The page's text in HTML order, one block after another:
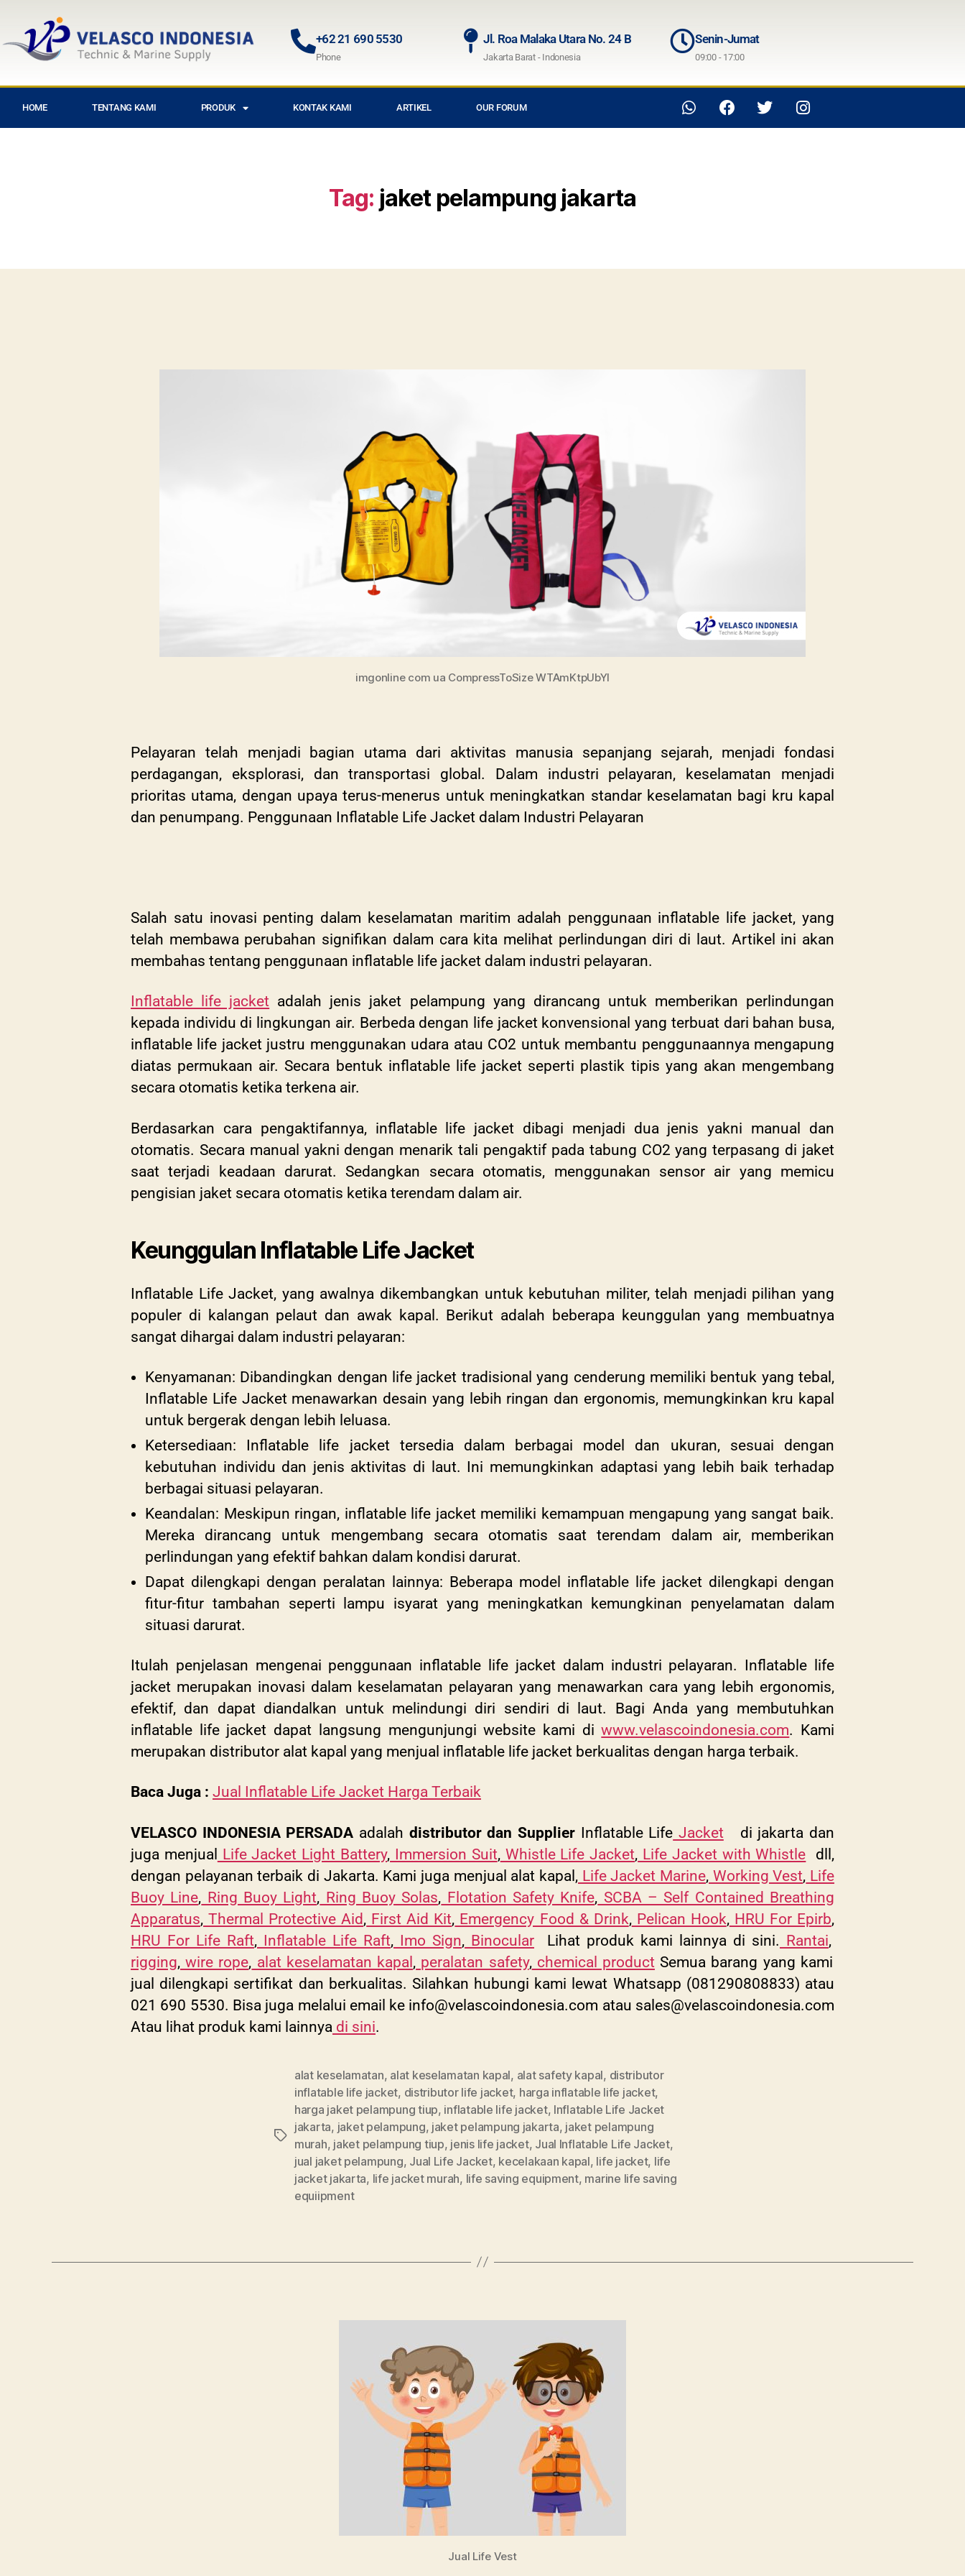
+62 21 690 5530
Phone
Jl. Roa Malaka Utara No. 24 B
Jakarta Barat - Indonesia
Senin-Jumat
09:00 - 17:00
HOME TENTANG KAMI PRODUK KONTAK KAMI ARTIKEL OUR FORUM
Tag: jaket pelampung jakarta
imgonline com ua CompressToSize WTAmKtpUbYI
Pelayaran telah menjadi bagian utama dari aktivitas manusia sepanjang sejarah, menjadi fondasi
perdagangan, eksplorasi, dan transportasi global. Dalam industri pelayaran, keselamatan menjadi
prioritas utama, dengan upaya terus-menerus untuk meningkatkan standar keselamatan bagi kru kapal
dan penumpang. Penggunaan Inflatable Life Jacket dalam Industri Pelayaran
Salah satu inovasi penting dalam keselamatan maritim adalah penggunaan inflatable life jacket, yang
telah membawa perubahan signifikan dalam cara kita melihat perlindungan diri di laut. Artikel ini akan
membahas tentang penggunaan inflatable life jacket dalam industri pelayaran.
Inflatable life jacket adalah jenis jaket pelampung yang dirancang untuk memberikan perlindungan
kepada individu di lingkungan air. Berbeda dengan life jacket konvensional yang terbuat dari bahan busa,
inflatable life jacket justru menggunakan udara atau CO2 untuk membantu penggunaannya mengapung
diatas permukaan air. Secara bentuk inflatable life jacket seperti plastik tipis yang akan mengembang
secara otomatis ketika terkena air.
Berdasarkan cara pengaktifannya, inflatable life jacket dibagi menjadi dua jenis yakni manual dan
otomatis. Secara manual yakni dengan menarik tali pengaktif pada tabung CO2 yang terpasang di jaket
saat terjadi keadaan darurat. Sedangkan secara otomatis, menggunakan sensor air yang memicu
pengisian jaket secara otomatis ketika terendam dalam air.
Keunggulan Inflatable Life Jacket
Inflatable Life Jacket, yang awalnya dikembangkan untuk kebutuhan militer, telah menjadi pilihan yang
populer di kalangan pelaut dan awak kapal. Berikut adalah beberapa keunggulan yang membuatnya
sangat dihargai dalam industri pelayaran:
Kenyamanan: Dibandingkan dengan life jacket tradisional yang cenderung memiliki bentuk yang tebal,
Inflatable Life Jacket menawarkan desain yang lebih ringan dan ergonomis, memungkinkan kru kapal
untuk bergerak dengan lebih leluasa.
Ketersediaan: Inflatable life jacket tersedia dalam berbagai model dan ukuran, sesuai dengan
kebutuhan individu dan jenis aktivitas di laut. Ini memungkinkan adaptasi yang lebih baik terhadap
berbagai situasi pelayaran.
Keandalan: Meskipun ringan, inflatable life jacket memiliki kemampuan mengapung yang sangat baik.
Mereka dirancang untuk mengembang secara otomatis saat terendam dalam air, memberikan
perlindungan yang efektif bahkan dalam kondisi darurat.
Dapat dilengkapi dengan peralatan lainnya: Beberapa model inflatable life jacket dilengkapi dengan
fitur-fitur tambahan seperti lampu isyarat yang meningkatkan kemungkinan penyelamatan dalam
situasi darurat.
Itulah penjelasan mengenai penggunaan inflatable life jacket dalam industri pelayaran. Inflatable life
jacket merupakan inovasi dalam keselamatan pelayaran yang menawarkan cara yang lebih ergonomis,
efektif, dan dapat diandalkan untuk melindungi diri sendiri di laut. Bagi Anda yang membutuhkan
inflatable life jacket dapat langsung mengunjungi website kami diwww.velascoindonesia.com. Kami
merupakan distributor alat kapal yang menjual inflatable life jacket berkualitas dengan harga terbaik.
Baca Juga : Jual Inflatable Life Jacket Harga Terbaik
VELASCO INDONESIA PERSADA adalah distributor dan Supplier Inflatable Life Jacket di jakarta dan
juga menjual Life Jacket Light Battery, Immersion Suit,Whistle Life Jacket, Life Jacket with Whistle dll,
dengan pelayanan terbaik di Jakarta. Kami juga menjual alat kapal, Life Jacket Marine, Working Vest, Life
Buoy Line, Ring Buoy Light, Ring Buoy Solas, Flotation Safety Knife, SCBA – Self Contained Breathing
Apparatus, Thermal Protective Aid, First Aid Kit, Emergency Food & Drink,Pelican Hook,HRU For Epirb,
HRU For Life Raft, Inflatable Life Raft, Imo Sign, Binocular Lihat produk kami lainnya di sini. Rantai,
rigging, wire rope, alat keselamatan kapal , peralatan safety,chemical product Semua barang yang kami
jual dilengkapi sertifikat dan berkualitas. Silahkan hubungi kami lewat Whatsapp (081290808833) atau
021 690 5530. Bisa juga melalui email ke info@velascoindonesia.com atau sales@velascoindonesia.com
Atau lihat produk kami lainnya di sini.
alat keselamatan, alat keselamatan kapal, alat safety kapal, distributor
inflatable life jacket, distributor life jacket, harga inflatable life jacket,
harga jaket pelampung tiup, inflatable life jacket, Inflatable Life Jacket
jakarta, jaket pelampung, jaket pelampung jakarta, jaket pelampung
murah, jaket pelampung tiup, jenis life jacket, Jual Inflatable Life Jacket,
jual jaket pelampung, Jual Life Jacket, kecelakaan kapal, life jacket, life
jacket jakarta, life jacket murah, life saving equipment, marine life saving
equiipment
Jual Life Vest